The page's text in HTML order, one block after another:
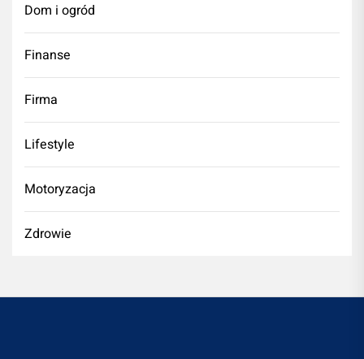
Dom i ogród
Finanse
Firma
Lifestyle
Motoryzacja
Zdrowie